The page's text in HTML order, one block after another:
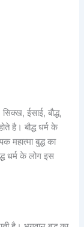
ईसाई, बौद्ध,
है। बौद्ध धर्म के
महात्मा बुद्ध का
धर्म के लोग इस